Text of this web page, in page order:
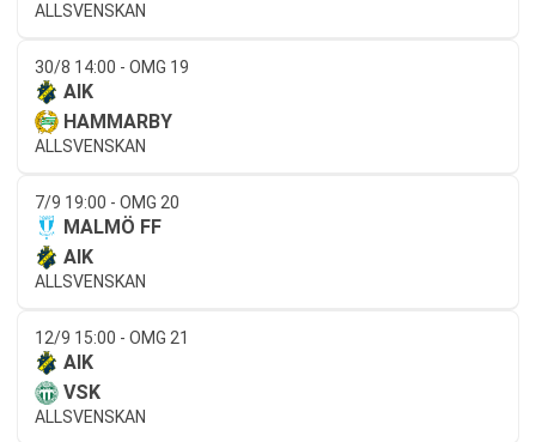
ALLSVENSKAN
30/8 14:00 - OMG 19
AIK
HAMMARBY
ALLSVENSKAN
7/9 19:00 - OMG 20
MALMÖ FF
AIK
ALLSVENSKAN
12/9 15:00 - OMG 21
AIK
VSK
ALLSVENSKAN